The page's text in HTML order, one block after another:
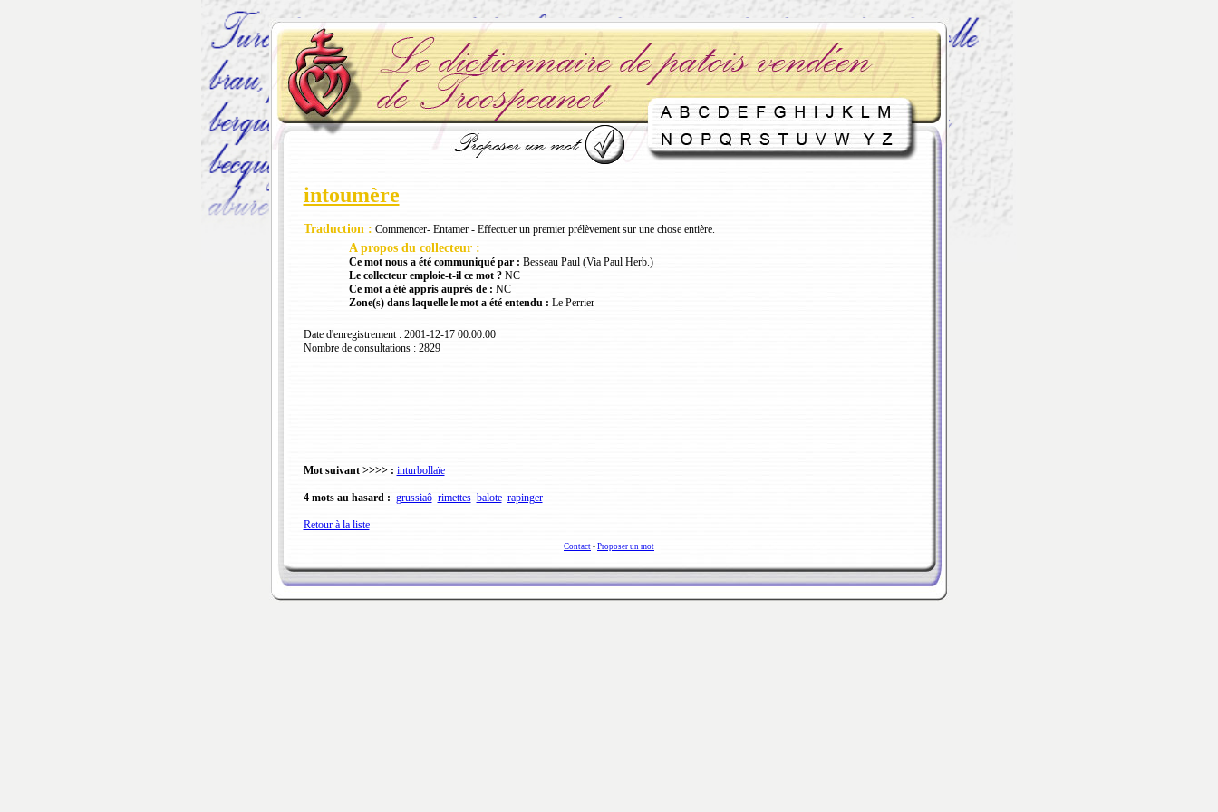
intoumère
Traduction : Commencer- Entamer - Effectuer un premier prélèvement sur une chose entière.
A propos du collecteur :
Ce mot nous a été communiqué par : Besseau Paul (Via Paul Herb.)
Le collecteur emploie-t-il ce mot ?NC
Ce mot a été appris auprès de : NC
Zone(s) dans laquelle le mot a été entendu : Le Perrier
Date d'enregistrement : 2001-12-17 00:00:00
Nombre de consultations : 2829
Mot suivant >>>> : inturbollaïe
4 mots au hasard : grussiaô rimettes balote rapinger
Retour à la liste
Contact - Proposer un mot